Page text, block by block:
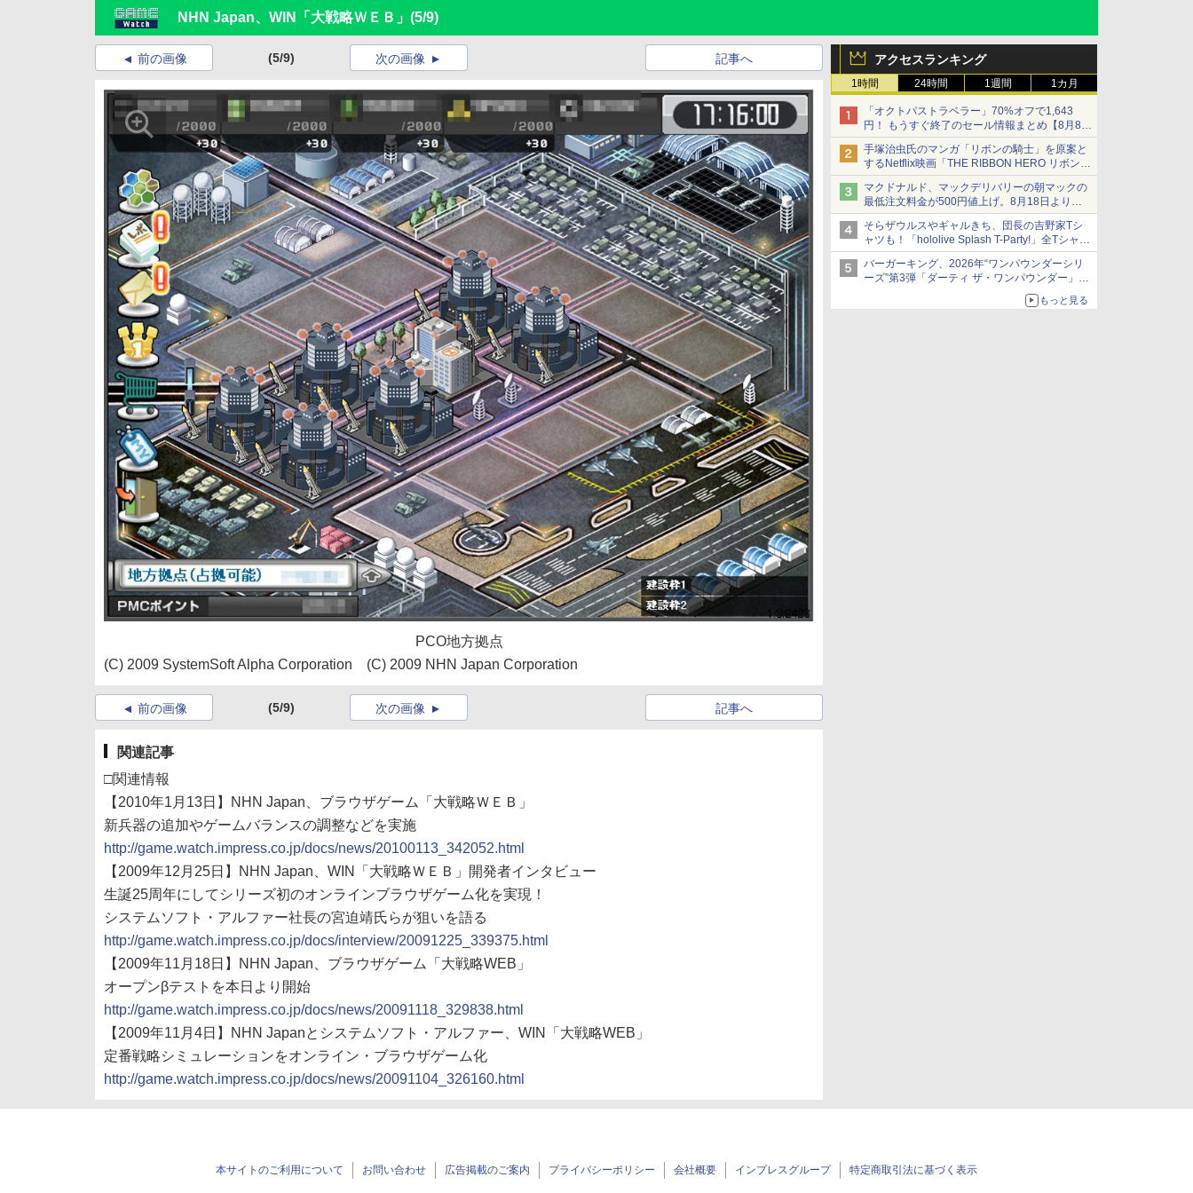
NHN Japan、WIN「大戦略ＷＥＢ」 (5/9)
アクセスランキング
1時間 24時間 1週間 1カ月
「オクトパストラベラー」70%オフで1,643
円！ もうすぐ終了のセール情報まとめ【8月8日
更新】
ニンテンドーeショップでは「大神 絶景版」が
67%オフで990円
手塚治虫氏のマンガ「リボンの騎士」を原案と
するNetflix映画「THE RIBBON HERO リボンヒ
ーロー」本日配信開始
マクドナルド、マックデリバリーの朝マックの
最低注文料金が500円値上げ。8月18日より
1,500円から受付
そらザウルスやギャルきち、団長の吉野家Tシ
ャツも！「hololive Splash T-Party!」全Tシャツ
ラインナップ公開＆オンライン販売開始
バーガーキング、2026年“ワンパウンダーシリ
ーズ”第3弾「ダーティ ザ・ワンパウンダー」を
「特製ガーリックマヨソース」を使用した超大
もっと見る
前の画像 (5/9) 記事へ
次の画像
PCO地方拠点
(C) 2009 SystemSoft Alpha Corporation (C) 2009 NHN Japan Corporation
前の画像 (5/9) 記事へ
次の画像
関連記事
□関連情報
【2010年1月13日】NHN Japan、ブラウザゲーム「大戦略ＷＥＢ」
新兵器の追加やゲームバランスの調整などを実施
http://game.watch.impress.co.jp/docs/news/20100113_342052.html
【2009年12月25日】NHN Japan、WIN「大戦略ＷＥＢ」開発者インタビュー
生誕25周年にしてシリーズ初のオンラインブラウザゲーム化を実現！
システムソフト・アルファー社長の宮迫靖氏らが狙いを語る
http://game.watch.impress.co.jp/docs/interview/20091225_339375.html
【2009年11月18日】NHN Japan、ブラウザゲーム「大戦略WEB」
オープンβテストを本日より開始
http://game.watch.impress.co.jp/docs/news/20091118_329838.html
【2009年11月4日】NHN Japanとシステムソフト・アルファー、WIN「大戦略WEB」
定番戦略シミュレーションをオンライン・ブラウザゲーム化
http://game.watch.impress.co.jp/docs/news/20091104_326160.html
本サイトのご利用について お問い合わせ 広告掲載のご案内 プライバシーポリシー 会社概要 インプレスグループ 特定商取引法に基づく表示